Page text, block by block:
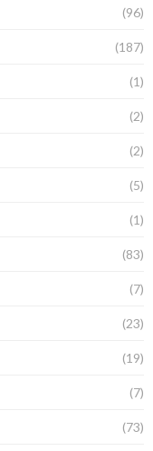
(96)
(187)
(1)
(2)
(2)
(5)
(1)
(83)
(7)
(23)
(19)
(7)
(73)